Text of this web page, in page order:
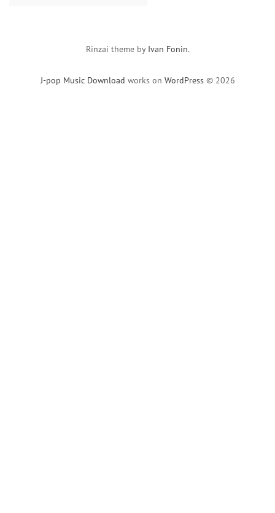
J-pop Music Download works on WordPress © 2026
Rinzai theme by Ivan Fonin.